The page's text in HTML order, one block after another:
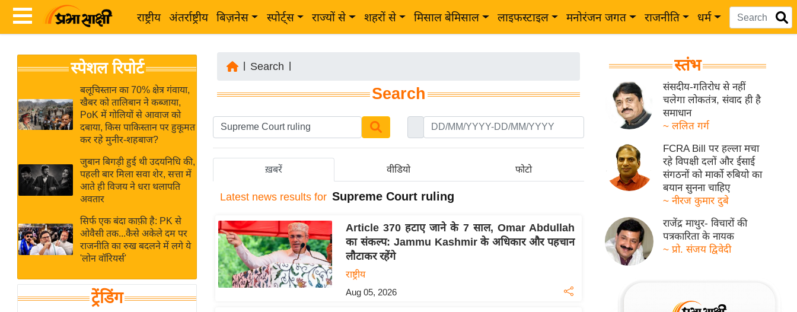
राष्ट्रीय अंतर्राष्ट्रीय बिज़नेस स्पोर्ट्स राज्यों से शहरों से मिसाल बेमिसाल लाइफस्टाइल मनोरंजन जगत राजनीति धर्म
News
Hindi
Hindi
Live
News in
Hindi
News
ब
र
अंतर्राष्ट्रीय
बिज़नेस
उद्योग
विशेषज्ञ
राय
खेल
क्रिकेट
स्पेशल रिपोर्ट
बलूचिस्तान का 70% क्षेत्र गंवाया,
खैबर को तालिबान ने कब्जाया,
PoK में गोलियों से आवाज को
दबाया, किस पाकिस्तान पर हुकूमत
कर रहे मुनीर-शहबाज?
जुबान बिगड़ी हुई थी उदयनिधि की,
पहली बार मिला सवा शेर, सत्ता में
आते ही विजय ने धरा थलापति
अवतार
सिर्फ एक बंदा काफ़ी है: PK से
ओवैसी तक...कैसे अकेले दम पर
राजनीति का रुख बदलने में लगे ये
'लोन वॉरियर्स'
ट्रेंडिंग
Search
Search
ख़बरें वीडियो फोटो
Latest news results for Supreme Court ruling
Article 370 हटाए जाने के 7 साल, Omar Abdullah
का संकल्प: Jammu Kashmir के अधिकार और पहचान
लौटाकर रहेंगे
राष्ट्रीय
Aug 05, 2026
स्तंभ
संसदीय-गतिरोध से नहीं
चलेगा लोकतंत्र, संवाद ही है
समाधान
~ ललित गर्ग
FCRA Bill पर हल्ला मचा
रहे विपक्षी दलों और ईसाई
संगठनों को मार्को रुबियो का
बयान सुनना चाहिए
~ नीरज कुमार दुबे
राजेंद्र माथुर- विचारों की
पत्रकारिता के नायक
~ प्रो. संजय द्विवेदी